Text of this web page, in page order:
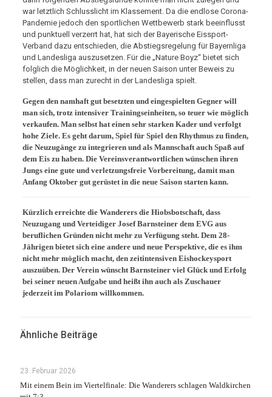
war letztlich Schlusslicht im Klassement. Da die endlose Corona-
Pandemie jedoch den sportlichen Wettbewerb stark beeinflusst
und punktuell verzerrt hat, hat sich der Bayerische Eissport-
Verband dazu entschieden, die Abstiegsregelung für Bayernliga
und Landesliga auszusetzen. Für die „Nature Boyz“ bietet sich
folglich die Möglichkeit, in der neuen Saison unter Beweis zu
stellen, dass man zurecht in der Landesliga spielt.
Gegen den namhaft gut besetzten und eingespielten Gegner will
man sich, trotz intensiver Trainingseinheiten, so teuer wie möglich
verkaufen. Man selbst hat einen sehr starken Kader und verfolgt
hohe Ziele. Es geht darum, Spiel für Spiel den Rhythmus zu finden,
die Neuzugänge zu integrieren und als Mannschaft auch Spaß auf
dem Eis zu haben. Die Vereinsverantwortlichen wünschen ihren
Jungs eine gute und verletzungsfreie Vorbereitung, damit man
Anfang Oktober gut gerüstet in die neue Saison starten kann.
Kürzlich erreichte die Wanderers die Hiobsbotschaft, dass
Neuzugang und Verteidiger Josef Barnsteiner dem EVG aus
beruflichen Gründen nicht mehr zu Verfügung steht. Dem 28-
Jährigen bietet sich eine andere und neue Perspektive, die es ihm
nicht mehr möglich macht, den zeitintensiven Eishockeysport
auszuüben. Der Verein wünscht Barnsteiner viel Glück und Erfolg
bei seiner neuen Aufgabe und heißt ihn auch als Zuschauer
jederzeit im Polariom willkommen.
Ähnliche Beiträge
23. Februar 2026
Mit einem Bein im Viertelfinale: Die Wanderers schlagen Waldkirchen